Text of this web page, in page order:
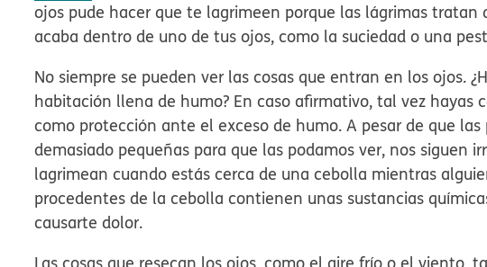
ojos pude hacer que te lagrimeen porque las lágrimas tratan
acaba dentro de uno de tus ojos, como la suciedad o una
No siempre se pueden ver las cosas que entran en los ojos.
habitación llena de humo? En caso afirmativo, tal vez hayas
como protección ante el exceso de humo. A pesar de que
demasiado pequeñas para que las podamos ver, nos siguen
lagrimean cuando estás cerca de una cebolla mientras
procedentes de la cebolla contienen unas sustancias
causarte dolor.